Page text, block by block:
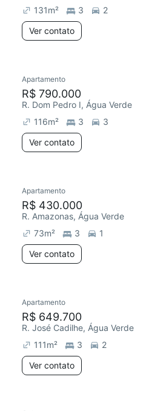
131m² 3
2
Ver contato
Redecorar
Apartamento
R$ 790.000
R. Dom Pedro I, Água Verde
116m² 3
3
Ver contato
Redecorar
Apartamento
R$ 430.000
R. Amazonas, Água Verde
73m² 3
1
Ver contato
Redecorar
Apartamento
R$ 649.700
R. José Cadilhe, Água Verde
111m² 3
2
Ver contato